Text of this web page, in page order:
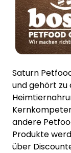
Saturn
und gehört zu
andere
Produkte
über